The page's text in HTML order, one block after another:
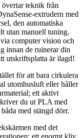
teknik från
extrudern med
den automatiska
utan manuell tuning.
computer vision och
innan de ruinerar din
utskriftsplatta är ilagd!
för att bara cirkulera
utomhusluft eller håller
ett aktivt
du ut PLA med
med stängd dörr.
med det
ett enormt kliv